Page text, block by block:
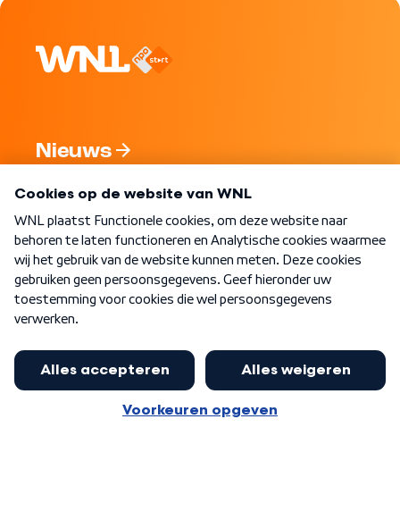
Nieuws
Nieuwsbrief
Word Lid